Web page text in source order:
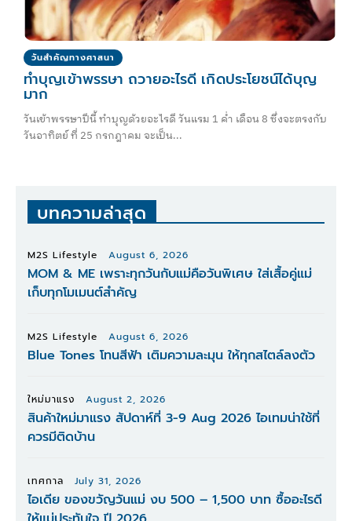
วันสำคัญทางศาสนา
ทําบุญเข้าพรรษา ถวายอะไรดี เกิดประโยชน์ได้บุญ
มาก
วันเข้าพรรษาปีนี้ ทำบุญด้วยอะไรดี วันแรม 1 ค่ำ เดือน 8 ซึ่งจะตรงกับ
วันอาทิตย์ ที่ 25 กรกฎาคม จะเป็น...
บทความล่าสุด
M2S Lifestyle August 6, 2026
MOM & ME เพราะทุกวันกับแม่คือวันพิเศษ ใส่เสื้อคู่แม่
เก็บทุกโมเมนต์สำคัญ
M2S Lifestyle August 6, 2026
Blue Tones โทนสีฟ้า เติมความละมุน ให้ทุกสไตล์ลงตัว
ใหม่มาแรง August 2, 2026
สินค้าใหม่มาแรง สัปดาห์ที่ 3-9 Aug 2026 ไอเทมน่าใช้ที่
ควรมีติดบ้าน
เทศกาล July 31, 2026
ไอเดีย ของขวัญวันแม่ งบ 500 – 1,500 บาท ซื้ออะไรดี